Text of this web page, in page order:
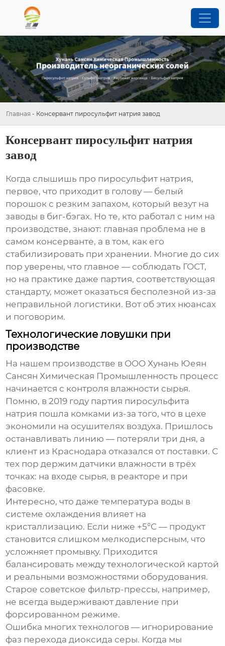
Главная - Консервант пиросульфит натрия завод
Консервант пиросульфит натрия
завод
Когда слышишь про пиросульфит натрия,
первое, что приходит в голову — белый
порошок с резким запахом, который везут на
заводы в биг-бэгах. Но те, кто работал с ним на
производстве, знают: главная проблема не в
самом консерванте, а в том, как его
стабилизировать при хранении. Многие до сих
пор уверены, что главное — соблюдать ГОСТ,
но на практике даже партия, соответствующая
стандарту, может оказаться бесполезной из-за
неправильной логистики. Вот об этих нюансах
и поговорим.
Технологические ловушки при
производстве
На нашем производстве в OOO Хунань Юеян
Сансян Химическая Промышленность процесс
начинается с контроля влажности сырья.
Помню, в 2019 году партия пиросульфита
натрия пошла комками из-за того, что в цехе
экономили на осушителях воздуха. Пришлось
останавливать линию — потеряли три дня, а
клиент из Краснодара отказался от поставки. С
тех пор держим датчики влажности в трёх
точках: на входе сырья, в реакторе и при
фасовке.
Интересно, что даже температура воды в
системе охлаждения влияет на
кристаллизацию. Если ниже +5°C — продукт
становится слишком мелкодисперсным, что
усложняет промывку. Приходится
балансировать между технологической картой
и реальными возможностями оборудования.
Старое советское фильтр-прессы, например,
не всегда выдерживают давление при
форсированном режиме.
Ошибка многих технологов — игнорирование
фаз перехода диоксида серы. Когда мы